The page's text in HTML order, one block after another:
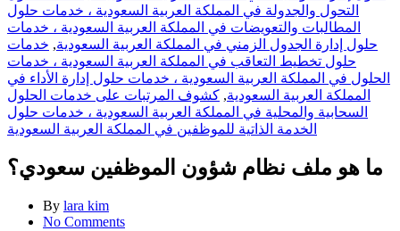
التحول والجدولة في المملكة العربية السعودية ، خدمات حلول
المطالبات والتعويضات في المملكة العربية السعودية ، خدمات
حلول إدارة الجدول الزمني في المملكة العربية السعودية, خدمات
حلول تخطيط التعاقب في المملكة العربية السعودية ، خدمات
الحلول في المملكة العربية السعودية ، خدمات حلول إدارة الأداء في
المملكة العربية السعودية, كشوف المرتبات على خدمات الحلول
السحابية والمحلية في المملكة العربية السعودية ، خدمات حلول
الخدمة الذاتية للموظفين في المملكة العربية السعودية
ما هو ملف نظام شؤون الموظفين سعودي؟
By lara kim
No Comments